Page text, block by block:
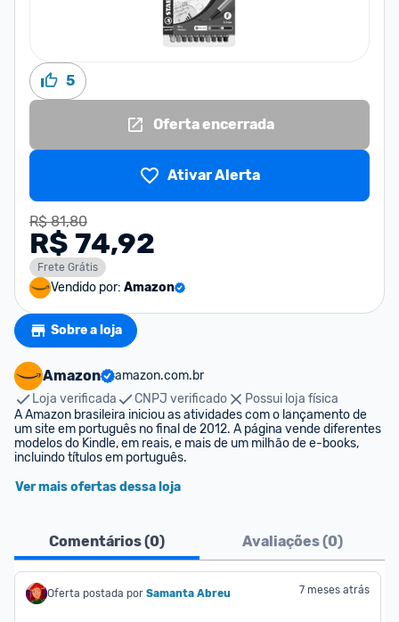
5
Oferta encerrada
Ativar Alerta
R$ 81,80
R$ 74,92
Frete Grátis
Vendido por: Amazon
Sobre a loja
Amazon
amazon.com.br
Loja verificada
CNPJ verificado
Possui loja física
A Amazon brasileira iniciou as atividades com o lançamento de
um site em português no final de 2012. A página vende diferentes
modelos do Kindle, em reais, e mais de um milhão de e-books,
incluindo títulos em português.
Ver mais ofertas dessa loja
Comentários (0) Avaliações (0)
Oferta postada por Samanta Abreu 7 meses atrás